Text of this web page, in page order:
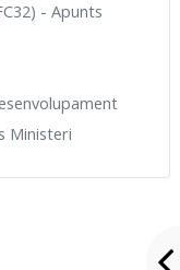
- Apunts
Ministeri